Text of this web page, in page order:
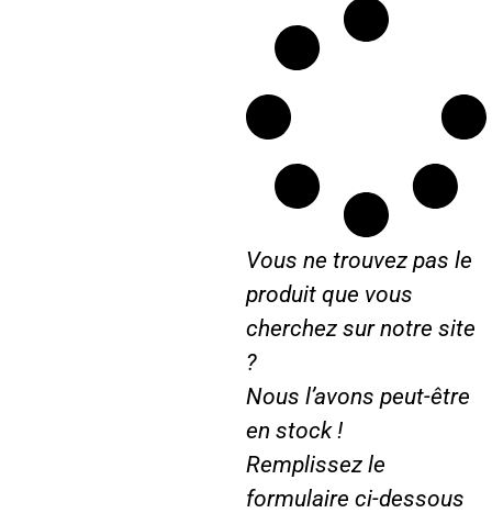
Vous ne trouvez pas le
produit que vous
cherchez sur notre site
?
Nous l’avons peut-être
en stock !
Remplissez le
formulaire ci-dessous